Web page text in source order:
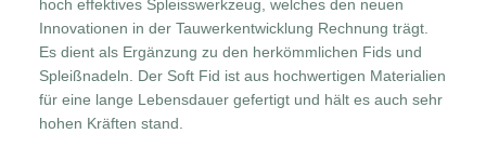
hoch effektives Spleisswerkzeug, welches den neuen
Innovationen in der Tauwerkentwicklung Rechnung trägt.
Es dient als Ergänzung zu den herkömmlichen Fids und
Spleißnadeln. Der Soft Fid ist aus hochwertigen Materialien
für eine lange Lebensdauer gefertigt und hält es auch sehr
hohen Kräften stand.